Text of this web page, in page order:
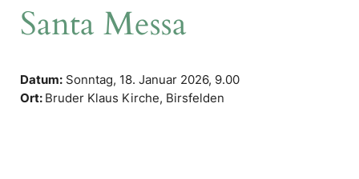
Santa Messa
Datum: Sonntag, 18. Januar 2026, 9.00
Ort: Bruder Klaus Kirche, Birsfelden